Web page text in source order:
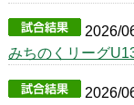
2026/
みちのくリーグ
2026/